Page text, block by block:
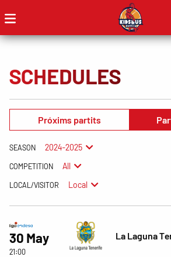
SCHEDULES
Próxims partits
SEASON 2024-2025
COMPETITION All
LOCAL/VISITOR Local
30 May
21:00
La Laguna